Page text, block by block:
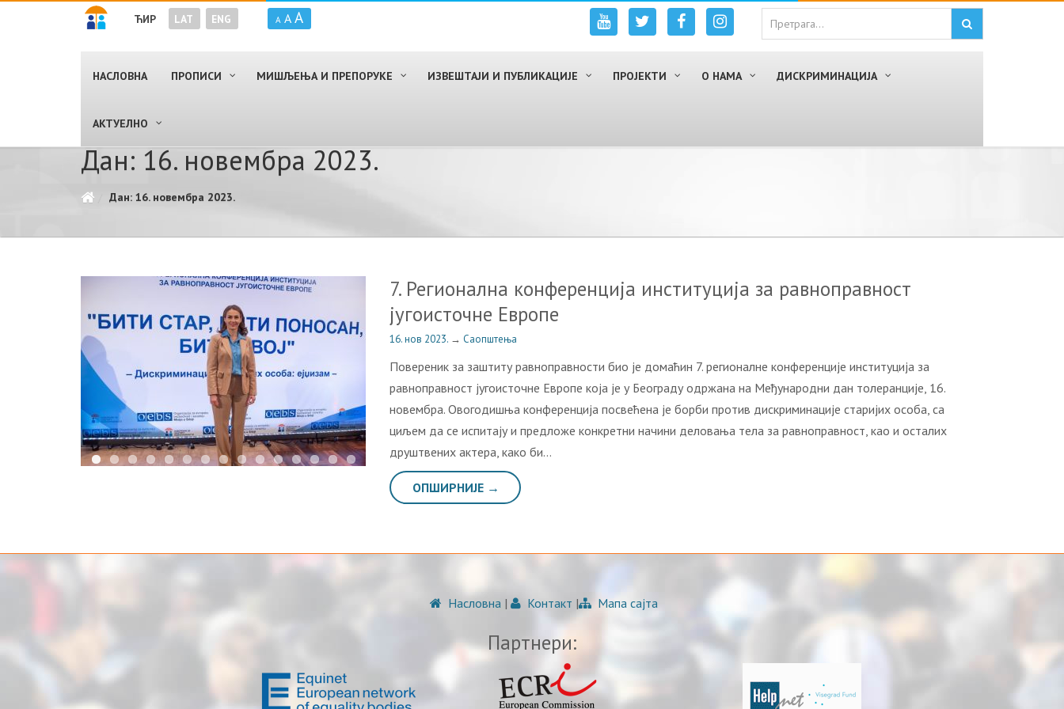
ЋИР LAT ENG A A A
НАСЛОВНА ПРОПИСИ МИШЉЕЊА И ПРЕПОРУКЕ ИЗВЕШТАЈИ И ПУБЛИКАЦИЈЕ ПРОЈЕКТИ О НАМА ДИСКРИМИНАЦИЈА
AКТУЕЛНО
Дан: 16. новембра 2023.
Дан: 16. новембра 2023.
7. Регионална конференција институција за равноправност
jугоисточне Европе
16. нов 2023. → Саопштења
Повереник за заштиту равноправности био је домаћин 7. регионалне конференције институција за
равноправност jугоисточне Европе која је у Београду одржана на Међународни дан толеранције, 16.
новембра. Овогодишња конференција посвећена је борби против дискриминације старијих особа, са
циљем да се испитају и предложе конкретни начини деловања тела за равноправност, као и осталих
друштвених актера, како би…
ОПШИРНИЈЕ →
Насловна | Контакт | Мапа сајта
Партнери: